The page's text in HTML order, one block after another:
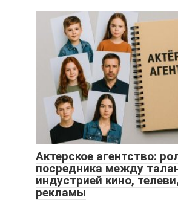
Актерское агентство:
посредника между
индустрией кино,
рекламы